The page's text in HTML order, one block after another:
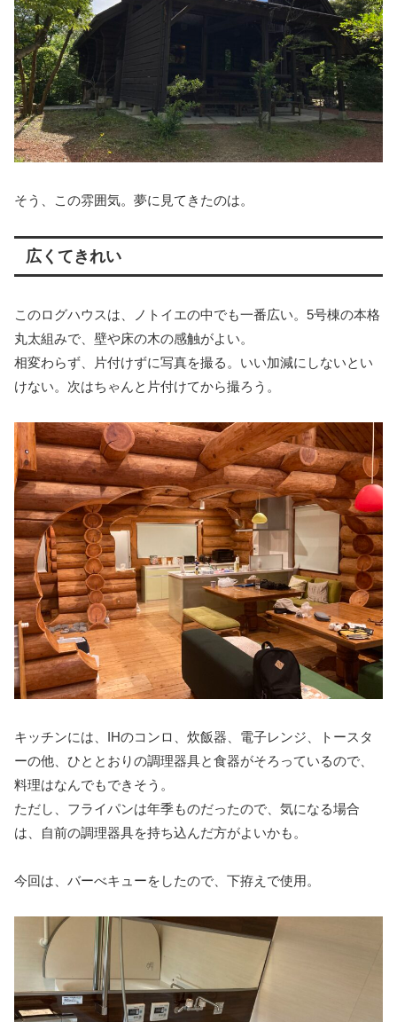
そう、この雰囲気。夢に見てきたのは。
広くてきれい
このログハウスは、ノトイエの中でも一番広い。5号棟の本格
丸太組みで、壁や床の木の感触がよい。
相変わらず、片付けずに写真を撮る。いい加減にしないとい
けない。次はちゃんと片付けてから撮ろう。
キッチンには、IHのコンロ、炊飯器、電子レンジ、トースタ
ーの他、ひととおりの調理器具と食器がそろっているので、
料理はなんでもできそう。
ただし、フライパンは年季ものだったので、気になる場合
は、自前の調理器具を持ち込んだ方がよいかも。
今回は、バーべキューをしたので、下拵えで使用。